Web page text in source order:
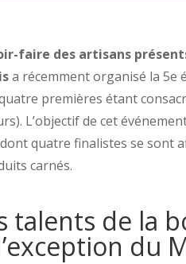
faire des artisans
a récemment organisé la 5e
premières étant
L’objectif de cet
quatre finalistes se sont
carnés.
talents de la
du